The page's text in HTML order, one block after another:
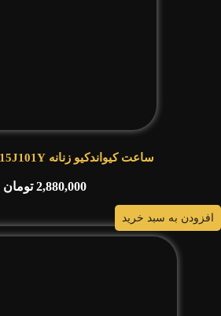
ساعت کیواندکیو زنانه C215J101Y ست دارد
2,880,000 تومان
افزودن به سبد خرید